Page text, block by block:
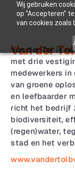
Wij gebruiken
op “Accepteren”
van cookies zoals
Van der Tol
Van der Tol is
met drie
medewerkers in
van groene
en leefbaarder
richt het bedrijf
biodiversiteit,
(regen)water,
stad en het